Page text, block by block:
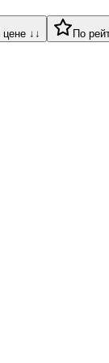
цене ↓ ↓ По